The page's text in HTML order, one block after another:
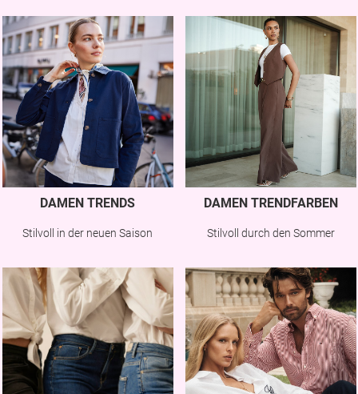
DAMEN TRENDS
Stilvoll in der neuen Saison
DAMEN TRENDFARBEN
Stilvoll durch den Sommer